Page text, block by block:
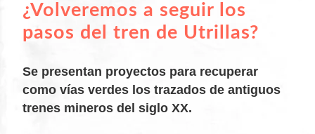
¿Volveremos a seguir los
pasos del tren de Utrillas?
Se presentan proyectos para recuperar
como vías verdes los trazados de antiguos
trenes mineros del siglo XX.